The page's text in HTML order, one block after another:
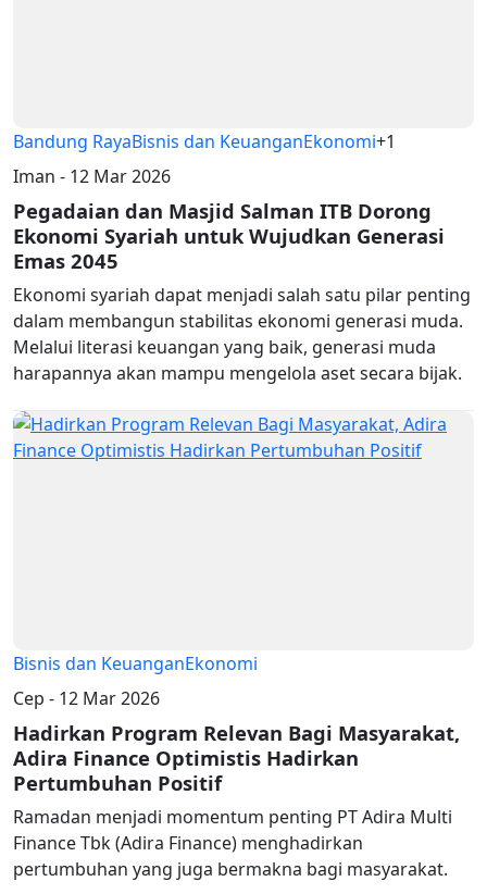
Bandung RayaBisnis dan KeuanganEkonomi+1
Iman - 12 Mar 2026
Pegadaian dan Masjid Salman ITB Dorong
Ekonomi Syariah untuk Wujudkan Generasi
Emas 2045
Ekonomi syariah dapat menjadi salah satu pilar penting
dalam membangun stabilitas ekonomi generasi muda.
Melalui literasi keuangan yang baik, generasi muda
harapannya akan mampu mengelola aset secara bijak.
Bisnis dan KeuanganEkonomi
Cep - 12 Mar 2026
Hadirkan Program Relevan Bagi Masyarakat,
Adira Finance Optimistis Hadirkan
Pertumbuhan Positif
Ramadan menjadi momentum penting PT Adira Multi
Finance Tbk (Adira Finance) menghadirkan
pertumbuhan yang juga bermakna bagi masyarakat.